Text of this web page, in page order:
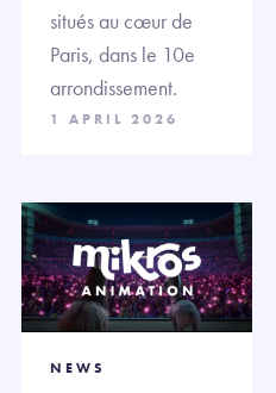
situés au cœur de
Paris, dans le 10e
arrondissement.
1 APRIL 2026
NEWS